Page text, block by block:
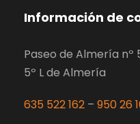
Información de
Paseo de Almería nº
5º L de Almería
635 522 162 – 950 26